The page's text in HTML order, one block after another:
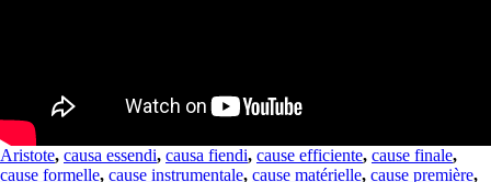
Aristote, causa essendi, causa fiendi, cause efficiente, cause finale,
cause formelle, cause instrumentale, cause matérielle, cause première,